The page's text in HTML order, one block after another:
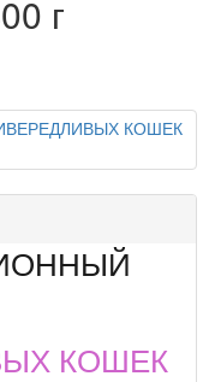
г
КОШЕК